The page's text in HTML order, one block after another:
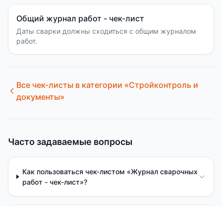
Общий журнал работ - чек-лист
Даты сварки должны сходиться с общим журналом
работ.
Все чек-листы в категории «Стройконтроль и
документы»
Часто задаваемые вопросы
Как пользоваться чек-листом «Журнал сварочных
работ - чек-лист»?